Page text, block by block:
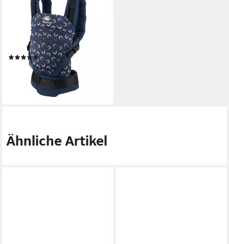
Babytrage manduca
Babytrage XT, Verwendbar ab
Geburt für Kinder mit 3,5 bis
20 kg Körpergewicht
(5)
219,00 €
lieferbar - in 2-3 Werktagen bei dir
+8
Ähnliche Artikel